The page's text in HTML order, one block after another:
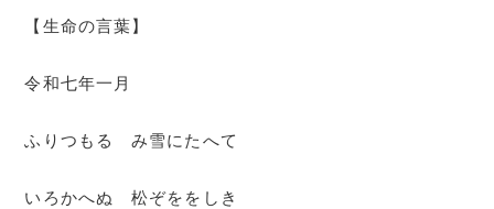
【生命の言葉】
令和七年一月
ふりつもる み雪にたへて
いろかへぬ 松ぞををしき